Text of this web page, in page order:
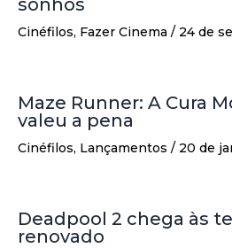
Cinéfilos, Fazer Cinema / 24 de
Maze Runner: A Cura
valeu a pena
Cinéfilos, Lançamentos / 20 de
Deadpool 2 chega às
renovado